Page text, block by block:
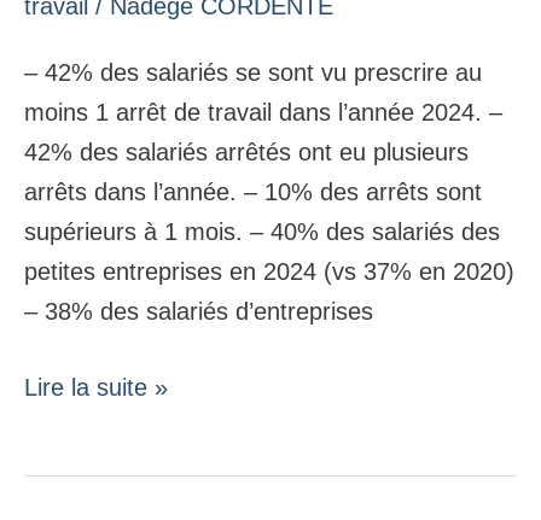
travail / Nadège CORDENTE
– 42% des salariés se sont vu prescrire au
moins 1 arrêt de travail dans l’année 2024. –
42% des salariés arrêtés ont eu plusieurs
arrêts dans l’année. – 10% des arrêts sont
supérieurs à 1 mois. – 40% des salariés des
petites entreprises en 2024 (vs 37% en 2020)
– 38% des salariés d’entreprises
2024
Lire la suite »